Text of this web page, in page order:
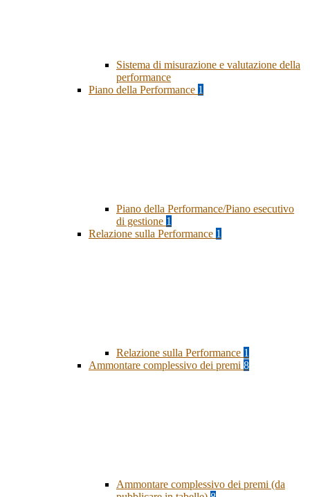
Sistema di misurazione e valutazione della
performance
Piano della Performance 1
Piano della Performance/Piano esecutivo
di gestione 1
Relazione sulla Performance 1
Relazione sulla Performance 1
Ammontare complessivo dei premi 8
Ammontare complessivo dei premi (da